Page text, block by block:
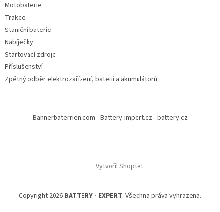
Motobaterie
Trakce
Staniční baterie
Nabíječky
Startovací zdroje
Příslušenství
Zpětný odběr elektrozařízení, baterií a akumulátorů
Bannerbaterrien.com Battery-import.cz battery.cz
Vytvořil Shoptet
Copyright 2026 BATTERY - EXPERT. Všechna práva vyhrazena.